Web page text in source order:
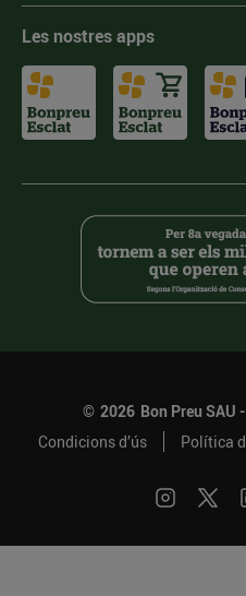
Les nostres apps
© 2026 Bon Preu SAU
Condicions d’ús
Política